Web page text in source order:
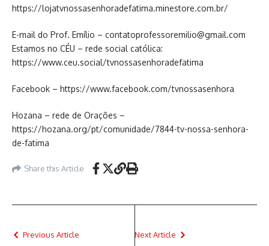
https://lojatvnossasenhoradefatima.minestore.com.br/
E-mail do Prof. Emílio – contatoprofessoremilio@gmail.com
Estamos no CÉU – rede social católica:
https://www.ceu.social/tvnossasenhoradefatima
Facebook – https://www.facebook.com/tvnossasenhora
Hozana – rede de Orações –
https://hozana.org/pt/comunidade/7844-tv-nossa-senhora-
de-fatima
Share this Article
Previous Article Next Article